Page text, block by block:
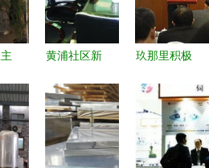
黄浦社区新
务引领邻里
新风尚
玖那里积极
信用服务行
业协会第三
届第三次会